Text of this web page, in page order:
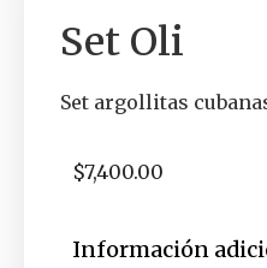
Set Oli
Set argollitas
$7,400.00
Información